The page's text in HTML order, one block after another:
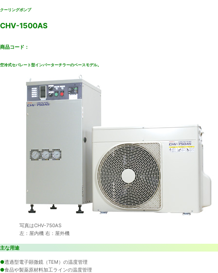
クーリングポンプ
CHV-1500AS
商品コード：
空冷式セパレート型インバーターチラーのベースモデル。
写真はCHV-750AS
左：屋内機 右：屋外機
主な用途
●透過型電子顕微鏡（TEM）の温度管理
●食品や製薬原材料加工ラインの温度管理